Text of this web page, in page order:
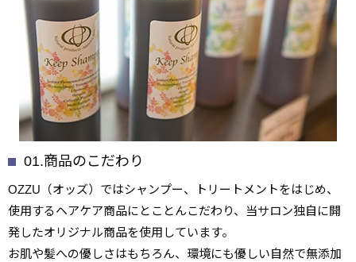
01.商品のこだわり
OZZU（オッズ）ではシャンプー、トリートメントをはじめ、
使用するヘアケア商品にとことんこだわり、当サロン独自に開
発したオリジナル商品を使用しています。
お肌や髪への優しさはもちろん、環境にも優しい自然で無添加